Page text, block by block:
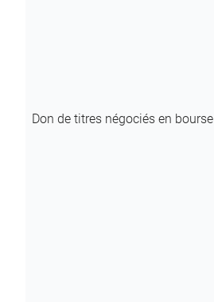
Don de titres négociés en bourse